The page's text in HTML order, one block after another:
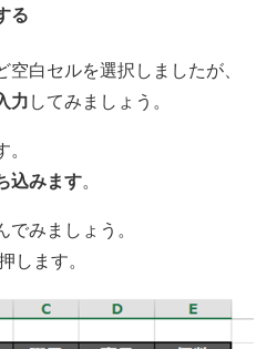
る
白セルを選択しましたが、
力してみましょう。
込みます。
みましょう。
します。